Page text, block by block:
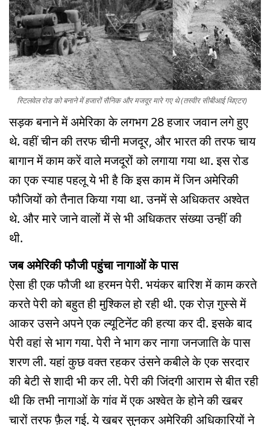
स्टिलवेल रोड को बनाने में हजारों सैनिक और मजदूर मारे गए थे (तस्वीर सीबीआई थिएटर)
सड़क बनाने में अमेरिका के लगभग 28 हजार जवान लगे हुए
थे. वहीं चीन की तरफ चीनी मजदूर, और भारत की तरफ चाय
बागान में काम करें वाले मजदूरों को लगाया गया था. इस रोड
का एक स्याह पहलू ये भी है कि इस काम में जिन अमेरिकी
फौजियों को तैनात किया गया था. उनमें से अधिकतर अश्वेत
थे. और मारे जाने वालों में से भी अधिकतर संख्या उन्हीं की
थी.
जब अमेरिकी फौजी पहुंचा नागाओं के पास
ऐसा ही एक फौजी था हरमन पेरी. भयंकर बारिश में काम करते
करते पेरी को बहुत ही मुश्किल हो रही थी. एक रोज़ गुस्से में
आकर उसने अपने एक ल्यूटिनेंट की हत्या कर दी. इसके बाद
पेरी वहां से भाग गया. पेरी ने भाग कर नागा जनजाति के पास
शरण ली. यहां कुछ वक्त रहकर उंसने कबीले के एक सरदार
की बेटी से शादी भी कर ली. पेरी की जिंदगी आराम से बीत रही
थी कि तभी नागाओं के गांव में एक अश्वेत के होने की खबर
चारों तरफ फ़ैल गई. ये खबर सुनकर अमेरिकी अधिकारियों ने